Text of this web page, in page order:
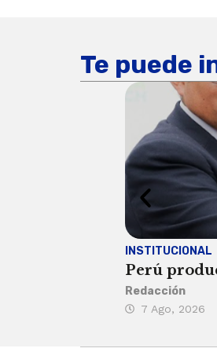
Te puede
INSTITUCIONAL
Perú
Redacción
7 Ago, 2026